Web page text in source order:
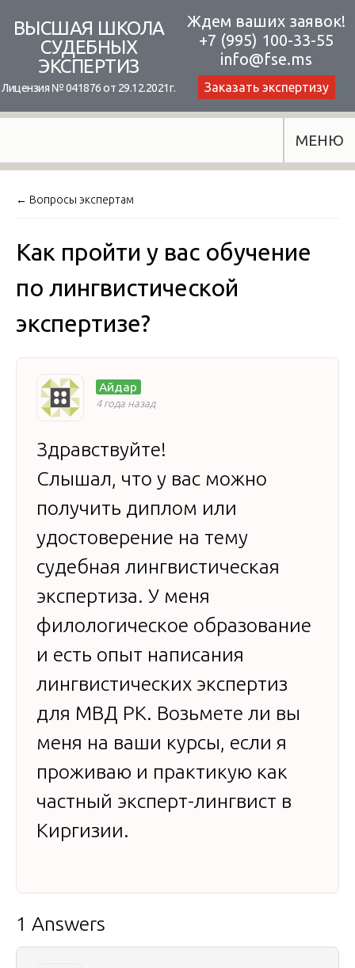
content
ВЫСШАЯ ШКОЛА
СУДЕБНЫХ
ЭКСПЕРТИЗ
Лицензия № 041876 от 29.12.2021г.
Ждем ваших заявок!
+7 (995) 100-33-55
info@fse.ms
Заказать экспертизу
МЕНЮ
← Вопросы экспертам
Как пройти у вас обучение
по лингвистической
экспертизе?
Айдар
4 года назад
Здравствуйте!
Слышал, что у вас можно
получить диплом или
удостоверение на тему
судебная лингвистическая
экспертиза. У меня
филологическое образование
и есть опыт написания
лингвистических экспертиз
для МВД РК. Возьмете ли вы
меня на ваши курсы, если я
проживаю и практикую как
частный эксперт-лингвист в
Киргизии.
1 Answers